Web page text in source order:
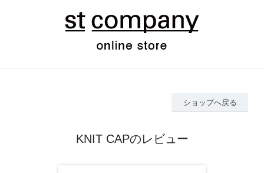
ショップへ戻る
KNIT CAPのレビュー